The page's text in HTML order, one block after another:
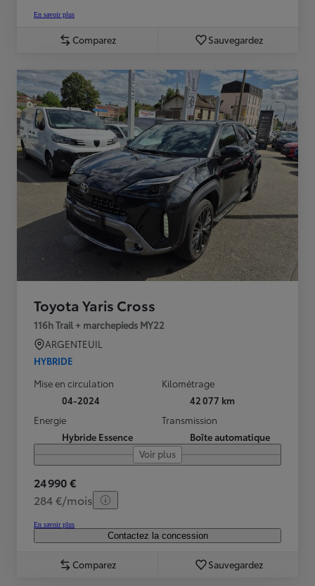
En savoir plus
Comparez Sauvegardez
Toyota Yaris Cross
116h Trail + marchepieds MY22
ARGENTEUIL
HYBRIDE
Mise en circulation
04-2024
Kilométrage
42 077 km
Energie
Hybride Essence
Transmission
Boîte automatique
Voir plus
24 990 €
284 €/mois
En savoir plus
Contactez la concession
Comparez Sauvegardez